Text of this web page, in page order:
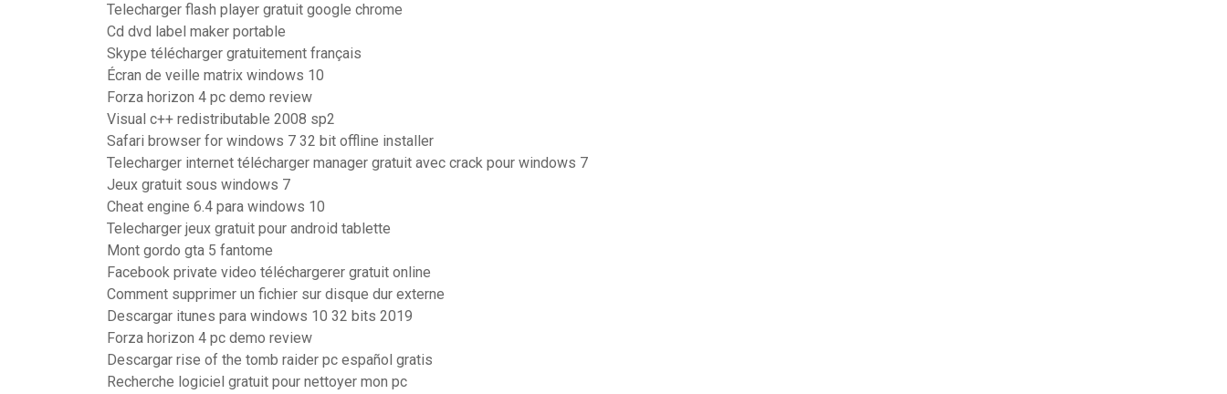
Telecharger flash player gratuit google chrome
Cd dvd label maker portable
Skype télécharger gratuitement français
Écran de veille matrix windows 10
Forza horizon 4 pc demo review
Visual c++ redistributable 2008 sp2
Safari browser for windows 7 32 bit offline installer
Telecharger internet télécharger manager gratuit avec crack pour windows 7
Jeux gratuit sous windows 7
Cheat engine 6.4 para windows 10
Telecharger jeux gratuit pour android tablette
Mont gordo gta 5 fantome
Facebook private video téléchargerer gratuit online
Comment supprimer un fichier sur disque dur externe
Descargar itunes para windows 10 32 bits 2019
Forza horizon 4 pc demo review
Descargar rise of the tomb raider pc español gratis
Recherche logiciel gratuit pour nettoyer mon pc